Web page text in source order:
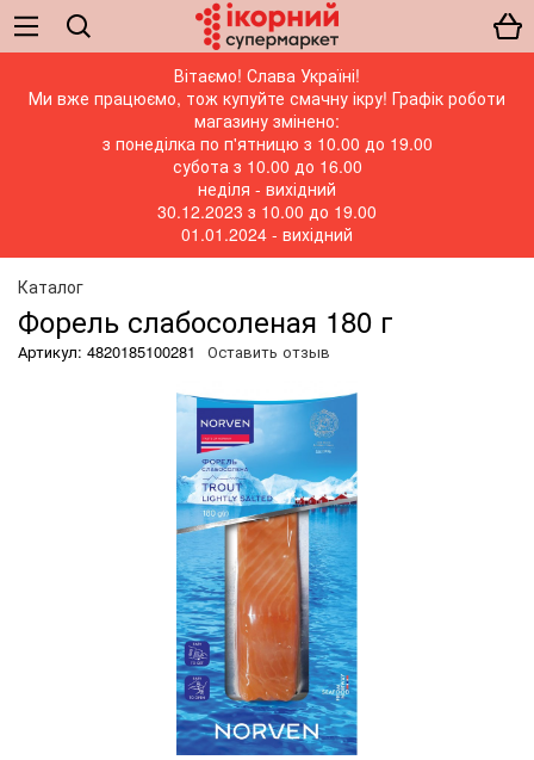
Вітаємо! Слава Україні!
Ми вже працюємо, тож купуйте смачну ікру! Графік роботи
магазину змінено:
з понеділка по п'ятницю з 10.00 до 19.00
субота з 10.00 до 16.00
неділя - вихідний
30.12.2023 з 10.00 до 19.00
01.01.2024 - вихідний
Каталог
Форель слабосоленая 180 г
Артикул: 4820185100281 Оставить отзыв